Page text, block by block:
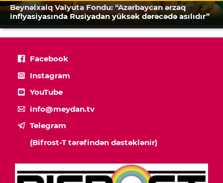
Beynəlxalq Valyuta Fondu: “Azərbaycan ərzaq
inflyasiyasında Rusiyadan yüksək dərəcədə asılıdır”
Facebook
Instagram
YouTube
info@meydan.tv
Telegram
(Bifrost-T tərəfindən dəstəklənir)